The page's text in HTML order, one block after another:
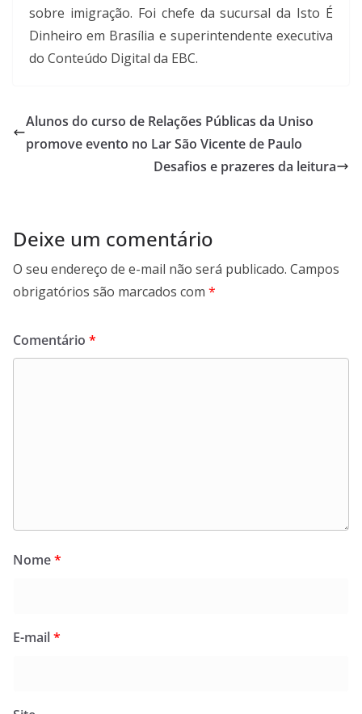
sobre imigração. Foi chefe da sucursal da Isto É
Dinheiro em Brasília e superintendente executiva
do Conteúdo Digital da EBC.
Alunos do curso de Relações Públicas da Uniso
promove evento no Lar São Vicente de Paulo
Desafios e prazeres da leitura
Deixe um comentário
O seu endereço de e-mail não será publicado. Campos
obrigatórios são marcados com *
Comentário *
Nome*
E-mail*